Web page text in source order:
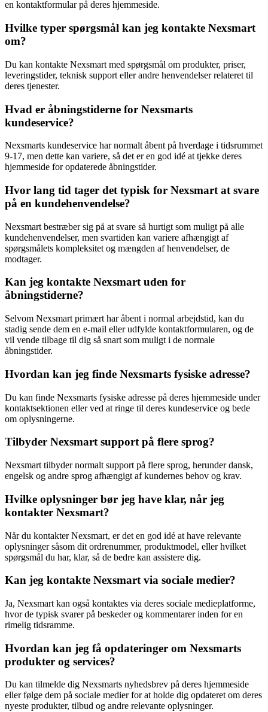
en kontaktformular på deres hjemmeside.
Hvilke typer spørgsmål kan jeg kontakte Nexsmart
om?
Du kan kontakte Nexsmart med spørgsmål om produkter, priser,
leveringstider, teknisk support eller andre henvendelser relateret til
deres tjenester.
Hvad er åbningstiderne for Nexsmarts
kundeservice?
Nexsmarts kundeservice har normalt åbent på hverdage i tidsrummet
9-17, men dette kan variere, så det er en god idé at tjekke deres
hjemmeside for opdaterede åbningstider.
Hvor lang tid tager det typisk for Nexsmart at svare
på en kundehenvendelse?
Nexsmart bestræber sig på at svare så hurtigt som muligt på alle
kundehenvendelser, men svartiden kan variere afhængigt af
spørgsmålets kompleksitet og mængden af henvendelser, de
modtager.
Kan jeg kontakte Nexsmart uden for
åbningstiderne?
Selvom Nexsmart primært har åbent i normal arbejdstid, kan du
stadig sende dem en e-mail eller udfylde kontaktformularen, og de
vil vende tilbage til dig så snart som muligt i de normale
åbningstider.
Hvordan kan jeg finde Nexsmarts fysiske adresse?
Du kan finde Nexsmarts fysiske adresse på deres hjemmeside under
kontaktsektionen eller ved at ringe til deres kundeservice og bede
om oplysningerne.
Tilbyder Nexsmart support på flere sprog?
Nexsmart tilbyder normalt support på flere sprog, herunder dansk,
engelsk og andre sprog afhængigt af kundernes behov og krav.
Hvilke oplysninger bør jeg have klar, når jeg
kontakter Nexsmart?
Når du kontakter Nexsmart, er det en god idé at have relevante
oplysninger såsom dit ordrenummer, produktmodel, eller hvilket
spørgsmål du har, klar, så de bedre kan assistere dig.
Kan jeg kontakte Nexsmart via sociale medier?
Ja, Nexsmart kan også kontaktes via deres sociale medieplatforme,
hvor de typisk svarer på beskeder og kommentarer inden for en
rimelig tidsramme.
Hvordan kan jeg få opdateringer om Nexsmarts
produkter og services?
Du kan tilmelde dig Nexsmarts nyhedsbrev på deres hjemmeside
eller følge dem på sociale medier for at holde dig opdateret om deres
nyeste produkter, tilbud og andre relevante oplysninger.